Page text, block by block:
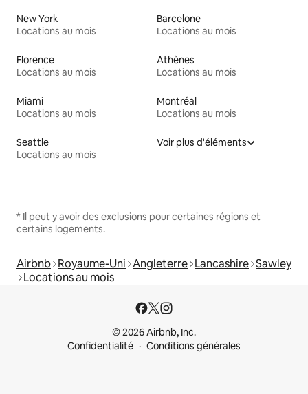
New York
Locations au mois
Barcelone
Locations au mois
Florence
Locations au mois
Athènes
Locations au mois
Miami
Locations au mois
Montréal
Locations au mois
Seattle
Locations au mois
Voir plus d'éléments
* Il peut y avoir des exclusions pour certaines régions et
certains logements.
Airbnb Royaume-Uni Angleterre Lancashire Sawley
Locations au mois
© 2026 Airbnb, Inc.
Confidentialité
Conditions générales